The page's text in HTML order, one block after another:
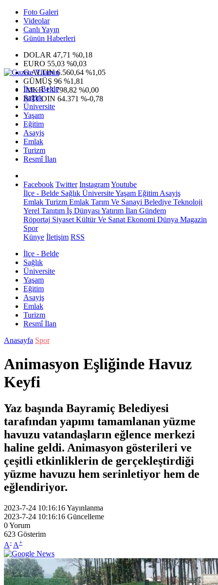
Foto Galeri
Videolar
Canlı Yayın
Günün Haberleri
DOLAR 47,71 %0,18
EURO 55,03 %0,03
G.ALTIN6.560,64 %1,05
GÜMÜŞ 96 %1,81
IMKB13.798,82 %0,00
BITCOIN 64.371 %-0,78
İlçe - Belde
Sağlık
Üniversite
Yaşam
Eğitim
Asayiş
Emlak
Turizm
Resmî İlan
Facebook Twitter InstagramYoutube
İlçe - Belde Sağlık ÜniversiteYaşam Eğitim Asayiş
Emlak Turizm Emlak Tarım Ve Sanayi Belediye Teknoloji
Yerel Tanıtım İş Dünyası Yatırım İlan Gündem
Röportaj Siyaset Kültür Ve Sanat Ekonomi Dünya Magazin
Spor
Künye İletişim RSS
İlçe - Belde
Sağlık
Üniversite
Yaşam
Eğitim
Asayiş
Emlak
Turizm
Resmî İlan
Anasayfa Spor
Animasyon Eşliğinde Havuz
Keyfi
Yaz başında Bayramiç Belediyesi
tarafından yapımı tamamlanan yüzme
havuzu vatandaşların eğlence merkezi
haline geldi. Animasyon gösterileri ve
çeşitli etkinliklerin de gerçekleştirdiği
yüzme havuzu hem serinletiyor hem de
eğlendiriyor.
2023-7-24 10:16:16Yayınlanma
2023-7-24 10:16:16 Güncelleme
0Yorum
623 Gösterim
A- A+